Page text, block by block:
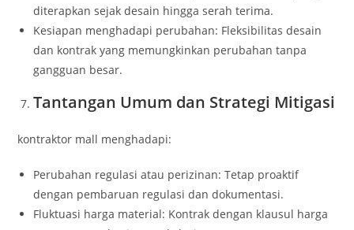
diterapkan sejak desain hingga serah terima.
Kesiapan menghadapi perubahan: Fleksibilitas desain
dan kontrak yang memungkinkan perubahan tanpa
gangguan besar.
Tantangan Umum dan Strategi Mitigasi
kontraktor mall menghadapi:
Perubahan regulasi atau perizinan: Tetap proaktif
dengan pembaruan regulasi dan dokumentasi.
Fluktuasi harga material: Kontrak dengan klausul harga